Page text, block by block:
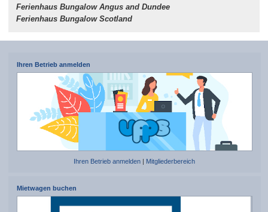
Ferienhaus Bungalow Angus and Dundee
Ferienhaus Bungalow Scotland
Ihren Betrieb anmelden
Ihren Betrieb anmelden Mitgliederbereich
Mietwagen buchen